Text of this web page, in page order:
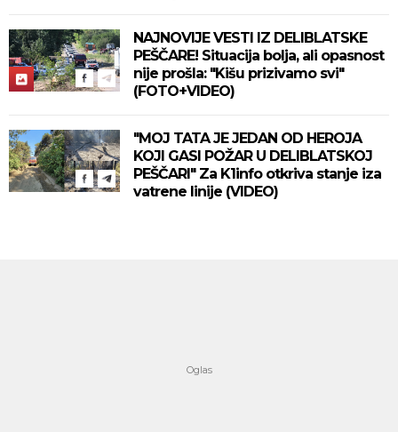
NAJNOVIJE VESTI IZ DELIBLATSKE
PEŠČARE! Situacija bolja, ali opasnost
nije prošla: "Kišu prizivamo svi"
(FOTO+VIDEO)
"MOJ TATA JE JEDAN OD HEROJA
KOJI GASI POŽAR U DELIBLATSKOJ
PEŠČARI" Za K1info otkriva stanje iza
vatrene linije (VIDEO)